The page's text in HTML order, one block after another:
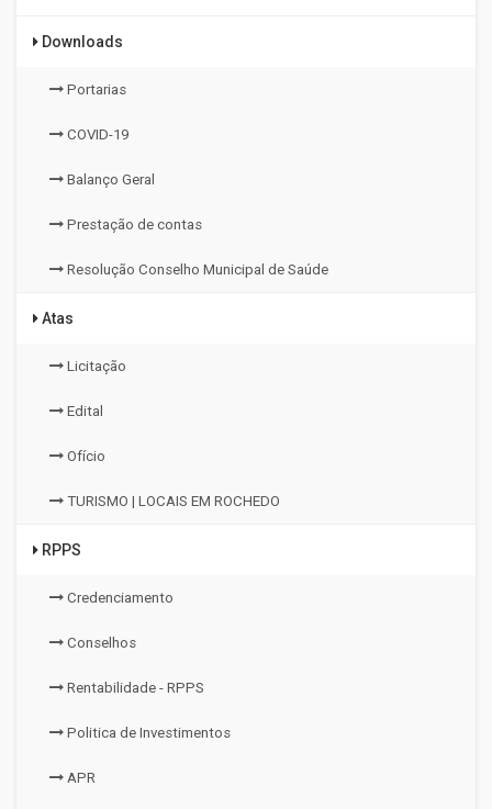
Downloads
Portarias
COVID-19
Balanço Geral
Prestação de contas
Resolução Conselho Municipal de Saúde
Atas
Licitação
Edital
Ofício
TURISMO | LOCAIS EM ROCHEDO
RPPS
Credenciamento
Conselhos
Rentabilidade - RPPS
Politica de Investimentos
APR